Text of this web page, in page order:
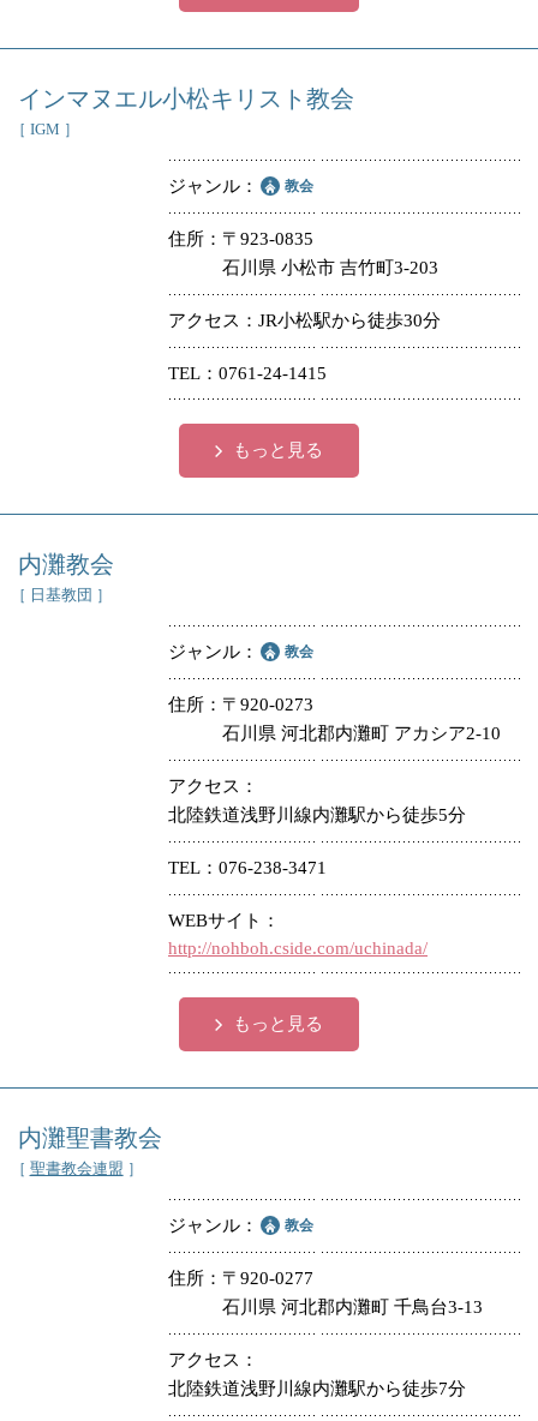
インマヌエル小松キリスト教会
［ IGM ］
ジャンル 教会
住所
〒923-0835
石川県 小松市 吉竹町3-203
アクセス JR小松駅から徒歩30分
TEL 0761-24-1415
もっと見る
内灘教会
［ 日基教団 ］
ジャンル 教会
住所
〒920-0273
石川県 河北郡内灘町 アカシア2-10
アクセス
北陸鉄道浅野川線内灘駅から徒歩5分
TEL 076-238-3471
WEBサイト
http://nohboh.cside.com/uchinada/
もっと見る
内灘聖書教会
［ 聖書教会連盟 ］
ジャンル 教会
住所
〒920-0277
石川県 河北郡内灘町 千鳥台3-13
アクセス
北陸鉄道浅野川線内灘駅から徒歩7分